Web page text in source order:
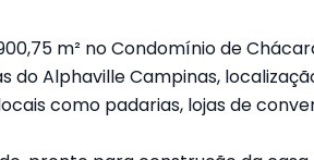
m² no Condomínio de
do Alphaville Campinas,
como padarias, lojas de